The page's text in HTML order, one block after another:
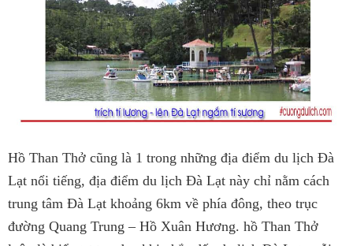
Hồ Than Thở cũng là 1 trong những địa điểm du lịch Đà
Lạt nổi tiếng, địa điểm du lịch Đà Lạt này chỉ nằm cách
trung tâm Đà Lạt khoảng 6km về phía đông, theo trục
đường Quang Trung – Hồ Xuân Hương. hồ Than Thở